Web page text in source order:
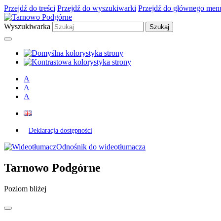
Przejdź do treści Przejdź do wyszukiwarki Przejdź do głównego
Wyszukiwarka
A
A
A
Deklaracja dostępności
Odnośnik do wideotłumacza
Tarnowo Podgórne
Poziom bliżej